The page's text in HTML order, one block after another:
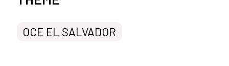
OCE EL SALVADOR